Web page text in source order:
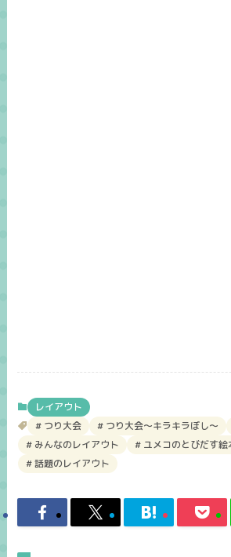
レイアウト
つり大会
つり大会～キラキラぼし～
みんなのレイアウト
ユメコのとびだす絵
話題のレイアウト